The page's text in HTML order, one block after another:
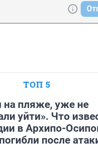
ТОП 5
на пляже, уже не
уйти». Что
в Архипо-
после